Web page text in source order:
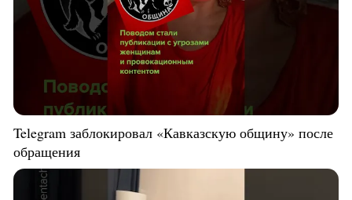
Telegram заблокировал «Кавказскую общину» после
обращения